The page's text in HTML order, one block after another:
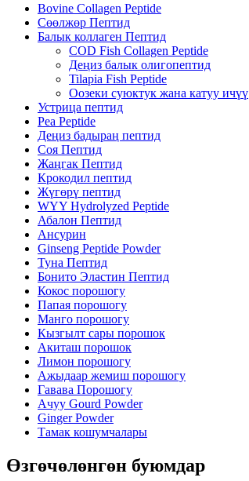
Bovine Collagen Peptide
Сөөлжөр Пептид
Балык коллаген Пептид
COD Fish Collagen Peptide
Деңиз балык олигопептид
Tilapia Fish Peptide
Оозеки суюктук жана катуу ичүү
Устрица пептид
Pea Peptide
Деңиз бадыраң пептид
Соя Пептид
Жаңгак Пептид
Крокодил пептид
Жүгөрү пептид
WYY Hydrolyzed Peptide
Абалон Пептид
Ансурин
Ginseng Peptide Powder
Туна Пептид
Бонито Эластин Пептид
Кокос порошогу
Папая порошогу
Манго порошогу
Кызгылт сары порошок
Акиташ порошок
Лимон порошогу
Ажыдаар жемиш порошогу
Гавава Порошогу
Ачуу Gourd Powder
Ginger Powder
Тамак кошумчалары
Өзгөчөлөнгөн буюмдар